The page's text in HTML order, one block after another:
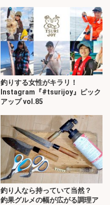
釣りする女性がキラリ！
Instagram『#tsurijoy』ピック
アップ vol.85
釣り人なら持っていて当然？
釣果グルメの幅が広がる調理ア